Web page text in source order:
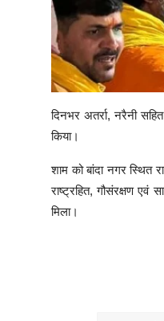
दिनभर अतर्रा, नरैनी
किया।
शाम को बांदा नगर स्थित
राष्ट्रहित, गौसंरक्षण
मिला।